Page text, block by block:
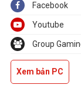
Facebook
Youtube
Group
Xem bản PC